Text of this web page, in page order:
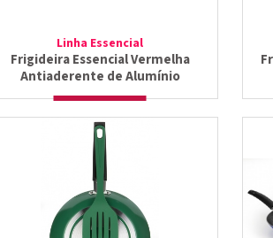
Linha Essencial
Frigideira Essencial Vermelha
Antiaderente de Alumínio